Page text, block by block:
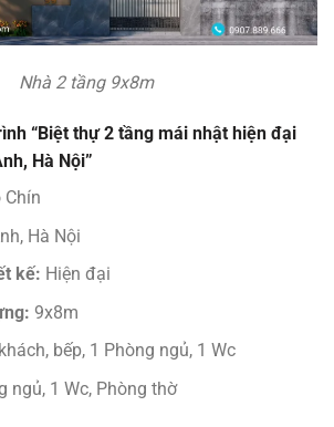
Nhà 2 tầng 9x8m
“Biệt thự 2 tầng mái nhật hiện đại
Hà Nội”
Chín
Hà Nội
kế: Hiện đại
9x8m
bếp, 1 Phòng ngủ, 1 Wc
ngủ, 1 Wc, Phòng thờ